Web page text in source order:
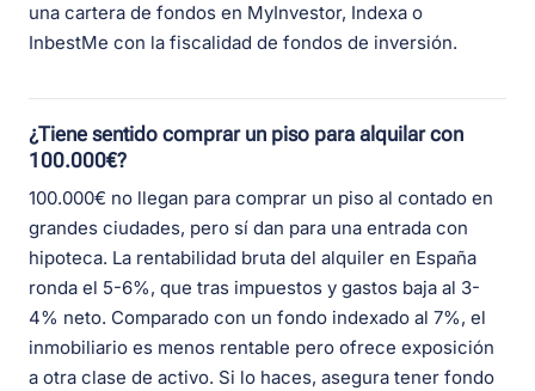
una cartera de fondos en MyInvestor, Indexa o
InbestMe con la fiscalidad de fondos de inversión.
¿Tiene sentido comprar un piso para alquilar con
100.000€?
100.000€ no llegan para comprar un piso al contado en
grandes ciudades, pero sí dan para una entrada con
hipoteca. La rentabilidad bruta del alquiler en España
ronda el 5-6%, que tras impuestos y gastos baja al 3-
4% neto. Comparado con un fondo indexado al 7%, el
inmobiliario es menos rentable pero ofrece exposición
a otra clase de activo. Si lo haces, asegura tener fondo